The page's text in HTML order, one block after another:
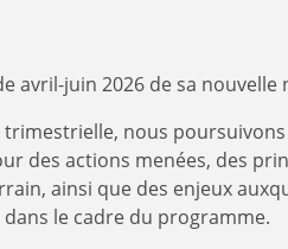
avril-juin 2026 de sa nouvelle
nous
des actions menées, des
ainsi que des enjeux
le cadre du programme.